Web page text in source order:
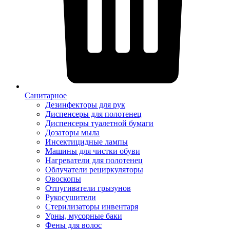
Санитарное
Дезинфекторы для рук
Диспенсеры для полотенец
Диспенсеры туалетной бумаги
Дозаторы мыла
Инсектицидные лампы
Машины для чистки обуви
Нагреватели для полотенец
Облучатели рециркуляторы
Овоскопы
Отпугиватели грызунов
Рукосушители
Стерилизаторы инвентаря
Урны, мусорные баки
Фены для волос